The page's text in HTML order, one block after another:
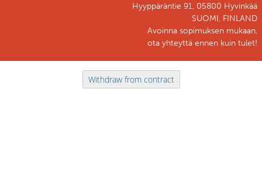
Hyyppäräntie 91, 05800 Hyvinkää
SUOMI, FINLAND
Avoinna sopimuksen mukaan,
ota yhteyttä ennen kuin tulet!
Withdraw from contract